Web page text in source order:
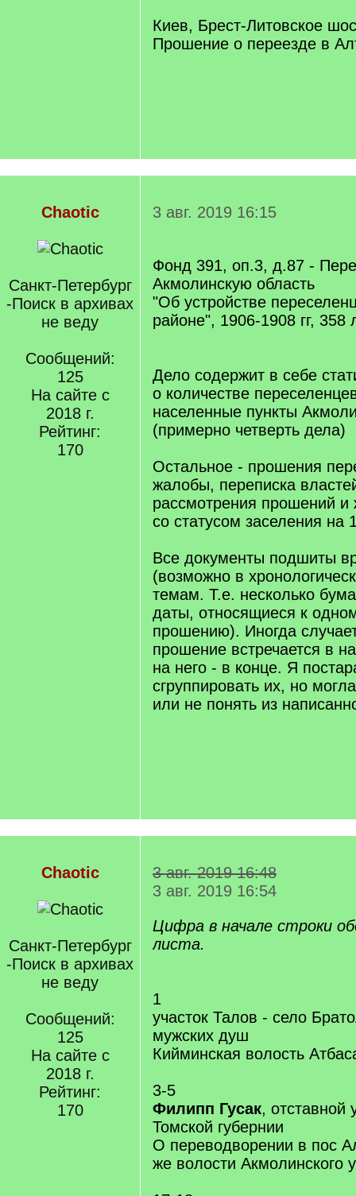
Киев, Брест-Литовское
Прошение о переезде в
Chaotic
Санкт-Петербург
-Поиск в архивах
не веду
Сообщений:
125
На сайте с
2018 г.
Рейтинг:
170
3 авг. 2019 16:15
Фонд 391, оп.3, д.87 -
Акмолинскую область
"Об устройстве
районе", 1906-1908 гг, 358
Дело содержит в себе
о количестве
населенные пункты
(примерно четверть дела)
Остальное - прошения
жалобы, переписка
рассмотрения прошений и
со статусом заселения на
Все документы подшиты
(возможно в
темам. Т.е. несколько
даты, относящиеся к
прошению). Иногда
прошение встречается в
на него - в конце. Я
сгруппировать их, но
или не понять из
Chaotic
Санкт-Петербург
-Поиск в архивах
не веду
Сообщений:
125
На сайте с
2018 г.
Рейтинг:
170
3 авг. 2019 16:48
3 авг. 2019 16:54
Цифра в начале строки
листа.
1
участок Талов - село
мужских душ
Кийминская волость
3-5
Филипп Гусак, отставной
Томской губернии
О переводворении в пос
же волости Акмолинского